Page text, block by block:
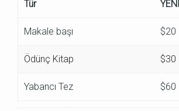
Tür YENİ
Makale başı $20
Ödünç Kitap $30
Yabancı Tez $60